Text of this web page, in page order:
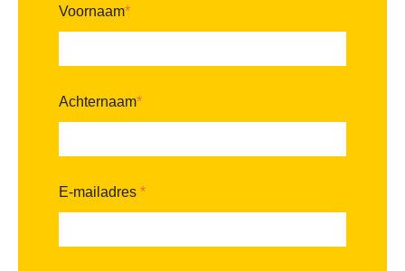
Voornaam*
Achternaam*
E-mailadres *